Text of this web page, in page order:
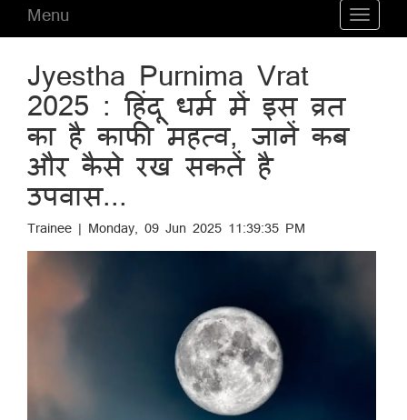
Toggle
Menu
Jyestha Purnima Vrat
2025 : हिंदू धर्म में इस व्रत
का है काफी महत्व, जानें कब
और कैसे रख सकतें है
उपवास...
Trainee | Monday, 09 Jun 2025 11:39:35 PM